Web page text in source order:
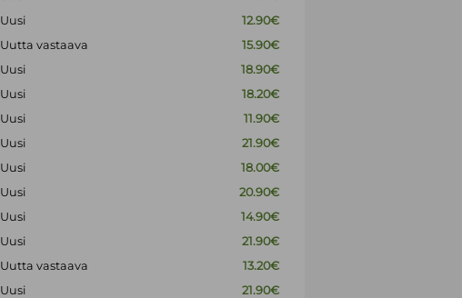
Uusi
12.90€
Uutta vastaava
15.90€
Uusi
18.90€
Uusi
18.20€
Uusi
11.90€
Uusi
21.90€
Uusi
18.00€
Uusi
20.90€
Uusi
14.90€
Uusi
21.90€
Uutta vastaava
13.20€
Uusi
21.90€